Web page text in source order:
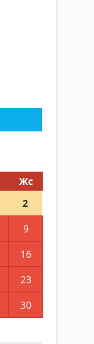
Жс
2
9
16
23
30